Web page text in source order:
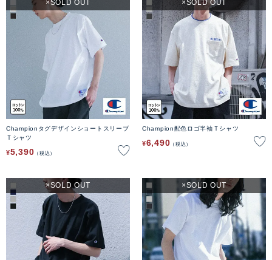
Championタグデザインショートスリーブ
Ｔシャツ
¥5,390 税込
SOLD OUT
Champion配色ロゴ半袖Ｔシャツ
¥6,490 税込
SOLD OUT
SOLD OUT SOLD OUT